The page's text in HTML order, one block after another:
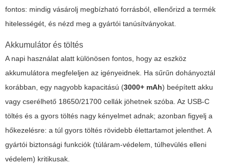
fontos: mindig vásárolj megbízható forrásból, ellenőrizd a termék
hitelességét, és nézd meg a gyártói tanúsítványokat.
Akkumulátor és töltés
A napi használat alatt különösen fontos, hogy az eszköz
akkumulátora megfeleljen az igényeidnek. Ha sűrűn dohányoztál
korábban, egy nagyobb kapacitású (3000+ mAh) beépített akku
vagy cserélhető 18650/21700 cellák jöhetnek szóba. Az USB-C
töltés és a gyors töltés nagy kényelmet adnak; azonban figyelj a
hőkezelésre: a túl gyors töltés rövidebb élettartamot jelenthet. A
gyártói biztonsági funkciók (túláram-védelem, túlhevülés elleni
védelem) kritikusak.